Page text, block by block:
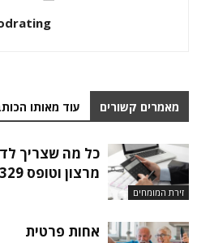
מאמרים קשורים עוד מאותו
זירת המומחים
כל מה שצריך
מרצון וטופס 5329
אחות פרטית